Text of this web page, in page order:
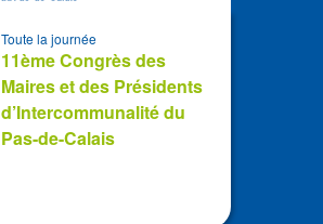
11ème Congrès des
Maires et des Présidents
d’Intercommunalité du
Pas-de-Calais
Toute la journée